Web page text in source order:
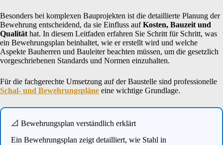
Besonders bei komplexen Bauprojekten ist die detaillierte Planung der
Bewehrung entscheidend, da sie Einfluss aufKosten, Bauzeit und
Qualität hat. In diesem Leitfaden erfahren Sie Schritt für Schritt, was
ein Bewehrungsplan beinhaltet, wie er erstellt wird und welche
Aspekte Bauherren und Bauleiter beachten müssen, um die gesetzlich
vorgeschriebenen Standards und Normen einzuhalten.
Für die fachgerechte Umsetzung auf der Baustelle sind professionelle
Schal- und Bewehrungspläne eine wichtige Grundlage.
📐 Bewehrungsplan verständlich erklärt
Ein Bewehrungsplan zeigt detailliert, wie Stahl in